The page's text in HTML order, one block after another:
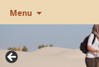
Menu
contenu